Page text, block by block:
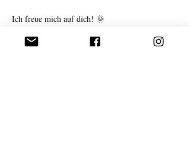
Ich freue mich auf dich! 🌞
(Wenn du Fragen hast, melde dich bitte direkt